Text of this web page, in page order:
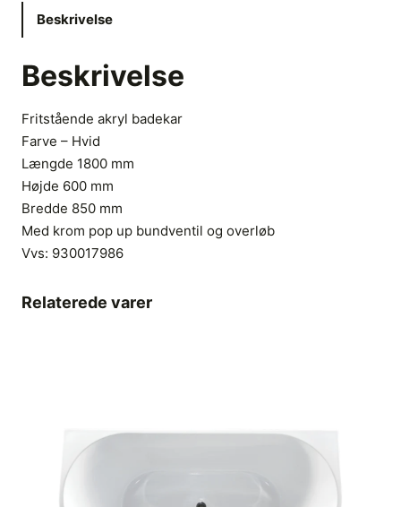
Beskrivelse
Beskrivelse
Fritstående akryl badekar
Farve – Hvid
Længde 1800 mm
Højde 600 mm
Bredde 850 mm
Med krom pop up bundventil og overløb
Vvs: 930017986
Relaterede varer